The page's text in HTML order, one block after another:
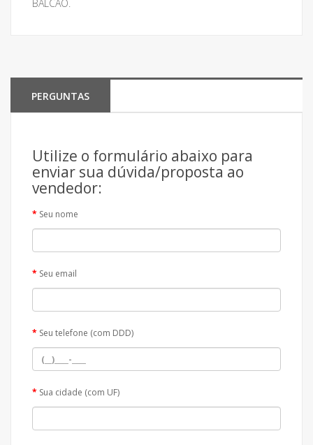
BALCÃO.
PERGUNTAS
Utilize o formulário abaixo para
enviar sua dúvida/proposta ao
vendedor:
Seu nome
Seu email
Seu telefone (com DDD)
Sua cidade (com UF)